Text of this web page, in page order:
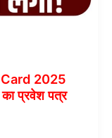
2025
प्रवेश पत्र